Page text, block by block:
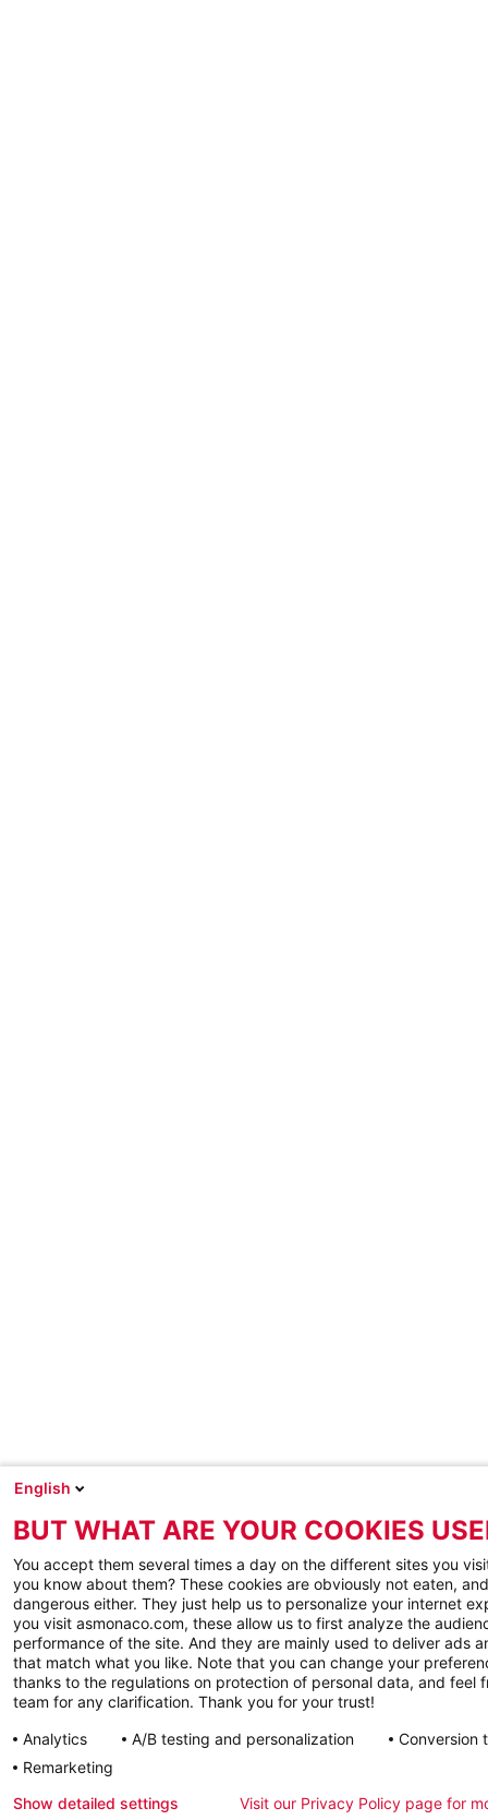
English
BUT WHAT ARE YOUR COOKIES
You accept them several times a day on the different sites you
you know about them? These cookies are obviously not eaten,
dangerous either. They just help us to personalize your internet
you visit asmonaco.com, these allow us to first analyze the
performance of the site. And they are mainly used to deliver ads
that match what you like. Note that you can change your
thanks to the regulations on protection of personal data, and feel
team for any clarification. Thank you for your trust!
Analytics
A/B testing and personalization
Conversion
Remarketing
Show detailed settings
Visit our Privacy Policy page for